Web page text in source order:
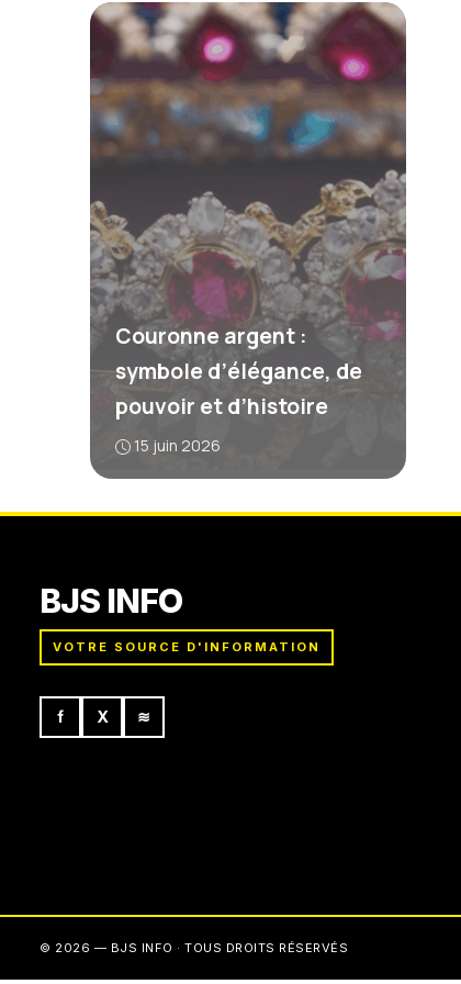
Couronne argent :
symbole d’élégance, de
pouvoir et d’histoire
15 juin 2026
BJS INFO
VOTRE SOURCE D'INFORMATION
f X ≋
© 2026 — BJS INFO · TOUS DROITS RÉSERVÉS